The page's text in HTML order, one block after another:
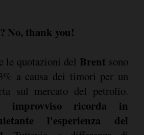
No, thank you!
le quotazioni del Brent sono
a causa dei timori per un
sul mercato del petrolio.
improvviso ricorda in
l'esperienza del